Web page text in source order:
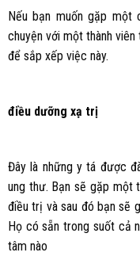
Nếu bạn muốn gặp một
chuyện với một thành
để sắp xếp việc này.
điều dưỡng xạ trị
Đây là những y tá được
ung thư. Bạn sẽ gặp một
điều trị và sau đó bạn sẽ
Họ có sẵn trong suốt cả
tâm nào